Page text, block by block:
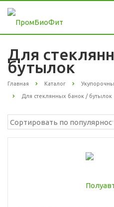
Для
бутылок
Главная Каталог
Для стеклянных банок / бутылок